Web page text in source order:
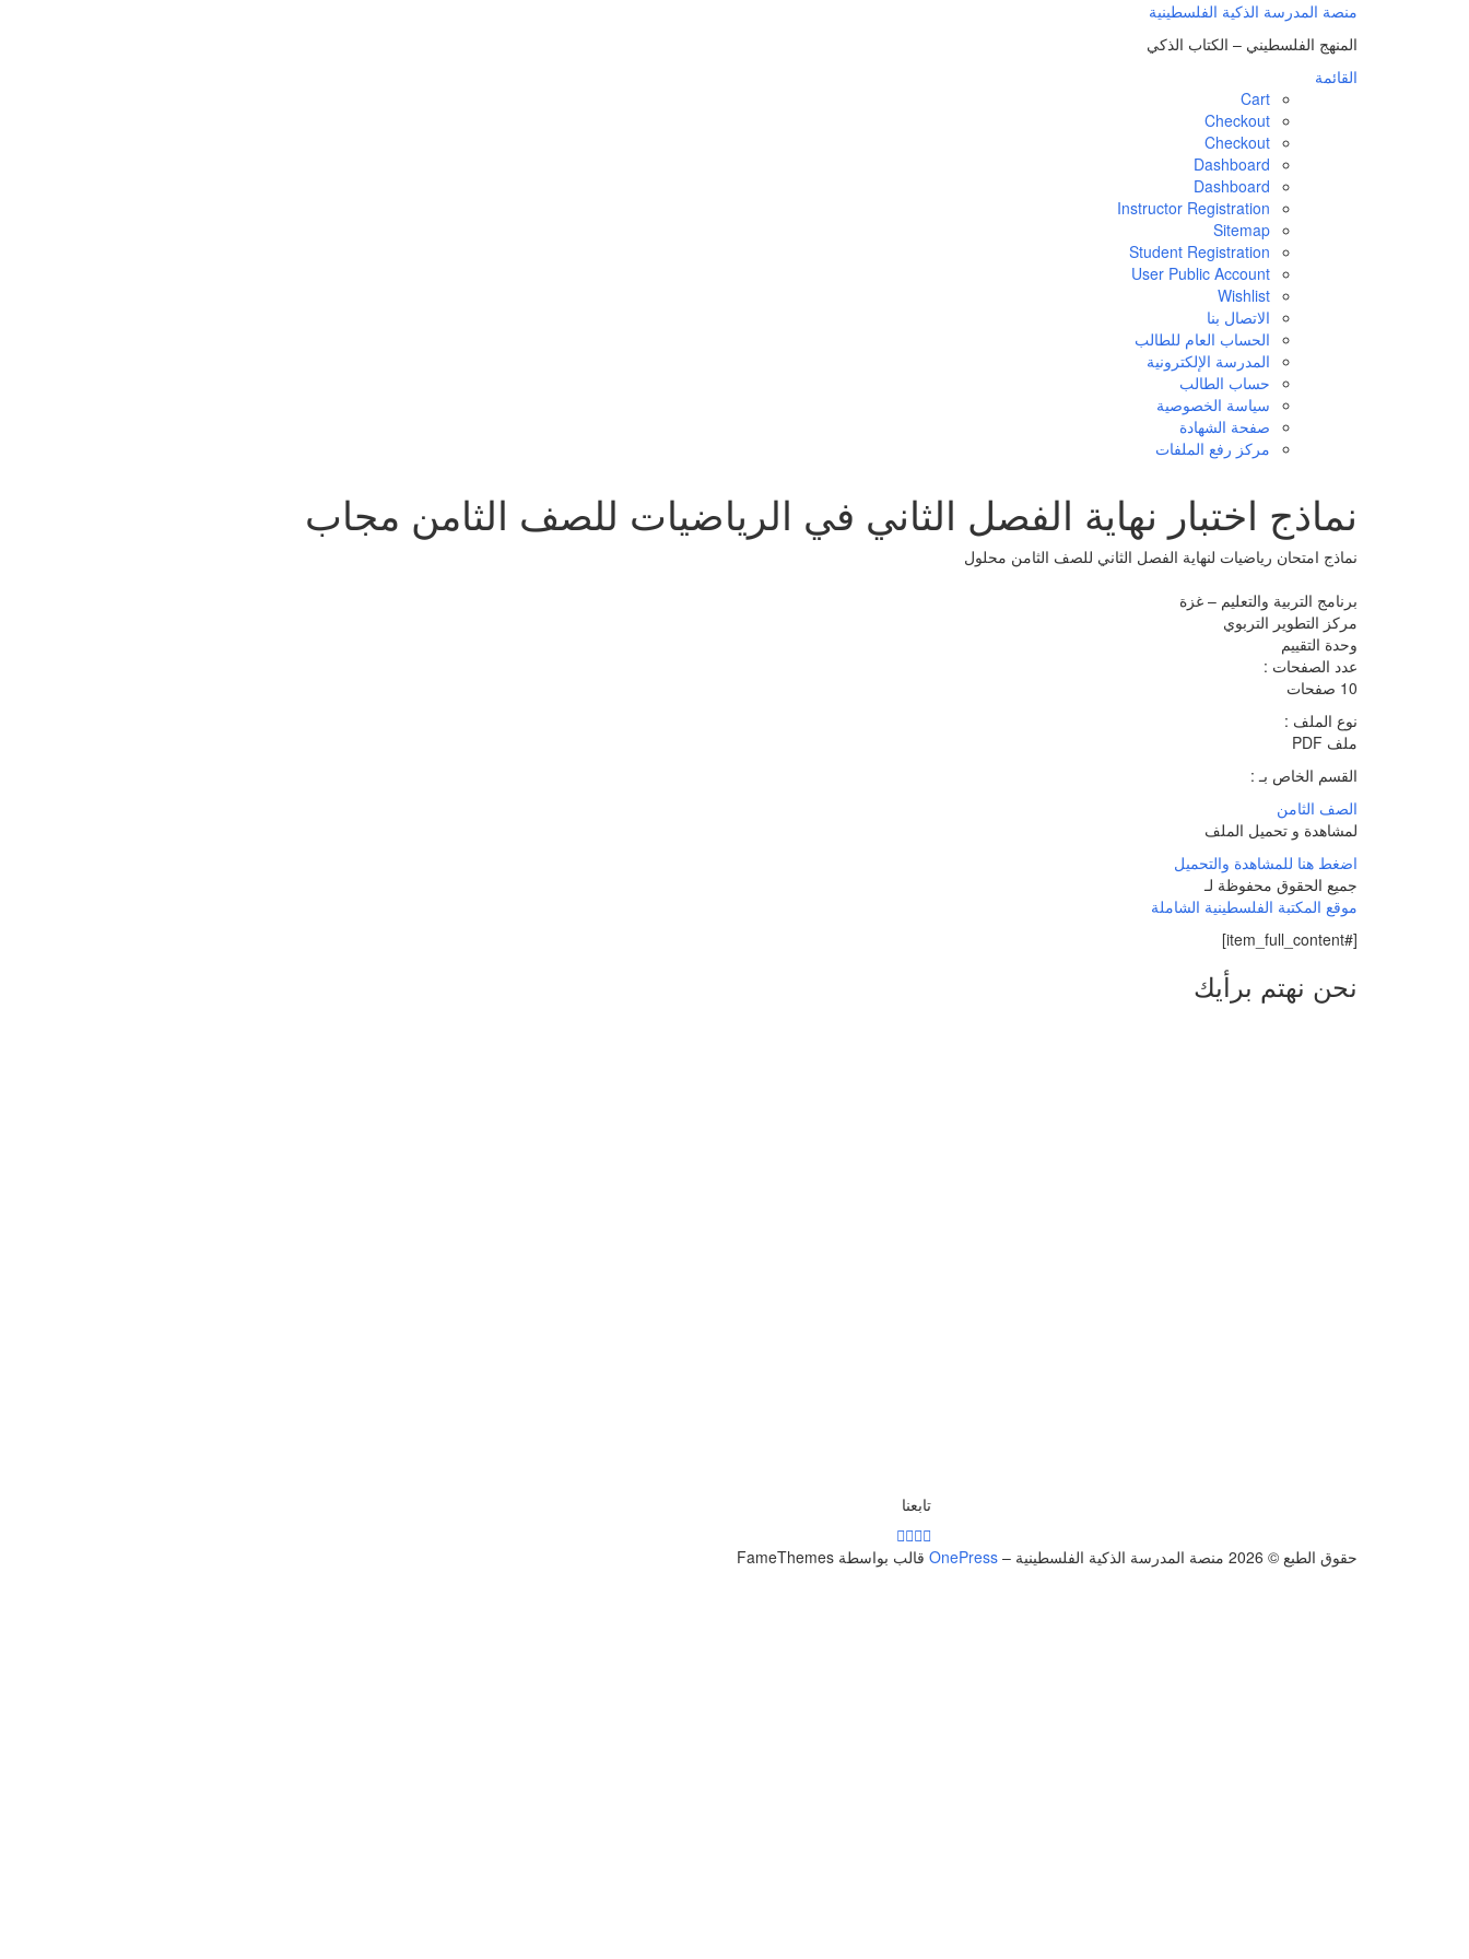
منصة المدرسة الذكية الفلسطينية
المنهج الفلسطيني – الكتاب الذكي
القائمة
Cart
Checkout
Checkout
Dashboard
Dashboard
Instructor Registration
Sitemap
Student Registration
User Public Account
Wishlist
الاتصال بنا
الحساب العام للطالب
المدرسة الإلكترونية
حساب الطالب
سياسة الخصوصية
صفحة الشهادة
مركز رفع الملفات
نماذج اختبار نهاية الفصل الثاني في الرياضيات للصف الثامن مجاب
نماذج امتحان رياضيات لنهاية الفصل الثاني للصف الثامن محلول
برنامج التربية والتعليم – غزة
مركز التطوير التربوي
وحدة التقييم
عدد الصفحات :
10 صفحات
نوع الملف :
ملف PDF
القسم الخاص بـ :
الصف الثامن
لمشاهدة و تحميل الملف
اضغط هنا للمشاهدة والتحميل
جميع الحقوق محفوظة لـ
موقع المكتبة الفلسطينية الشاملة
[#item_full_content]
نحن نهتم برأيك
تابعنا
حقوق الطبع © 2026 منصة المدرسة الذكية الفلسطينية –
OnePress قالب بواسطة FameThemes